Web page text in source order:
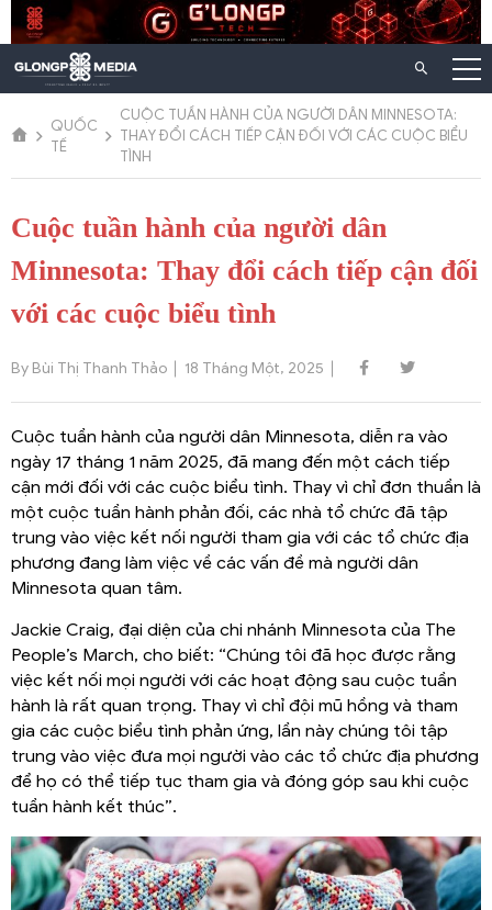
Chuyển
đến
dung
QUỐC
TẾ
CUỘC TUẦN HÀNH CỦA NGƯỜI DÂN MINNESOTA:
THAY ĐỔI CÁCH TIẾP CẬN ĐỐI VỚI CÁC CUỘC BIỂU
TÌNH
Cuộc tuần hành của người dân
Minnesota: Thay đổi cách tiếp cận đối
với các cuộc biểu tình
By Bùi Thị Thanh Thảo 18 Tháng Một, 2025
Cuộc tuần hành của người dân Minnesota, diễn ra vào
ngày 17 tháng 1 năm 2025, đã mang đến một cách tiếp
cận mới đối với các cuộc biểu tình. Thay vì chỉ đơn thuần là
một cuộc tuần hành phản đối, các nhà tổ chức đã tập
trung vào việc kết nối người tham gia với các tổ chức địa
phương đang làm việc về các vấn đề mà người dân
Minnesota quan tâm.
Jackie Craig, đại diện của chi nhánh Minnesota của The
People’s March, cho biết: “Chúng tôi đã học được rằng
việc kết nối mọi người với các hoạt động sau cuộc tuần
hành là rất quan trọng. Thay vì chỉ đội mũ hồng và tham
gia các cuộc biểu tình phản ứng, lần này chúng tôi tập
trung vào việc đưa mọi người vào các tổ chức địa phương
để họ có thể tiếp tục tham gia và đóng góp sau khi cuộc
tuần hành kết thúc”.